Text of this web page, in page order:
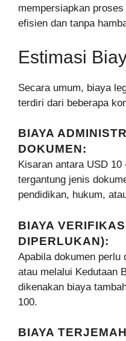
mempersiapkan
efisien dan tanpa
Estimasi
Secara umum, biaya
terdiri dari beberapa
BIAYA
DOKUMEN:
Kisaran antara USD
tergantung jenis
pendidikan, hukum,
BIAYA
DIPERLUKAN):
Apabila dokumen perlu
atau melalui Kedutaan
dikenakan biaya
100.
BIAYA